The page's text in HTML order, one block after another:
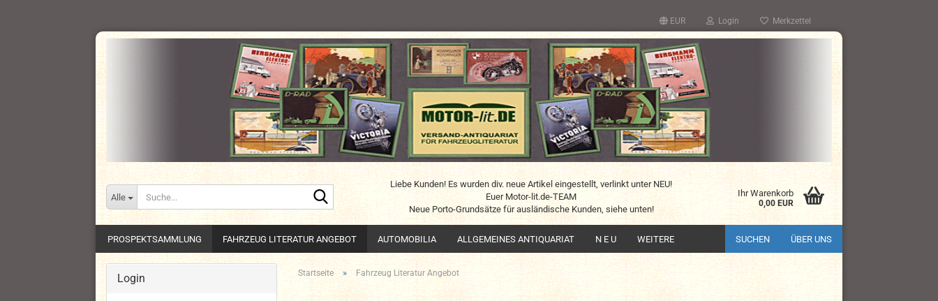
EUR Login Merkzettel
Alle
Liebe Kunden! Es wurden div. neue Artikel eingestellt, verlinkt unter NEU!
Euer Motor-lit.de-TEAM
Neue Porto-Grundsätze für ausländische Kunden, siehe unten!
Ihr Warenkorb
0,00 EUR
PROSPEKTSAMMLUNG FAHRZEUG LITERATUR ANGEBOT AUTOMOBILIA ALLGEMEINES ANTIQUARIAT N E U SUCHEN ÜBER UNS
WEITERE
Startseite » Fahrzeug Literatur Angebot
Login